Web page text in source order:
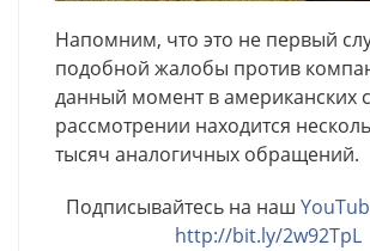
Напомним, что это не первый
подобной жалобы против
данный момент в американских
рассмотрении находится
тысяч аналогичных обращений.
Подписывайтесь на наш
http://bit.ly/2w92TpL